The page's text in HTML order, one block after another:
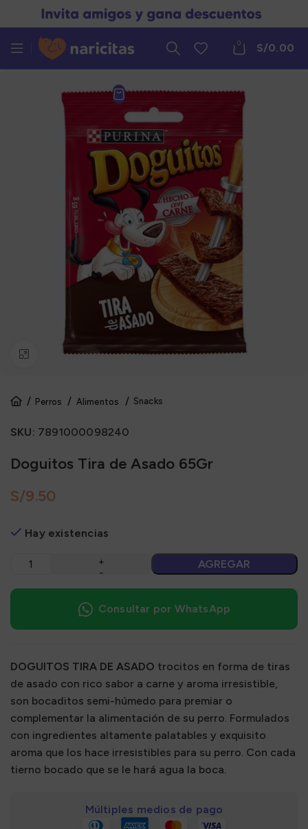
0 S/0.00
Click to enlarge
Perros Alimentos Snacks
SKU: 7891000098240
Doguitos Tira de Asado 65Gr
S/
Hay existencias
AGREGAR
Consultar por WhatsApp
DOGUITOS TIRA DE ASADO trocitos en forma de tiras
de asado con rico sabor a carne y aroma irresistible,
son bocaditos semi-húmedo para premiar o
complementar la alimentación de su perro. Formulados
con ingredientes altamente palatables y exquisito
aroma que los hace irresistibles para su perro. Con cada
tierno bocado que se le hará agua la boca.
Múltiples medios de pago